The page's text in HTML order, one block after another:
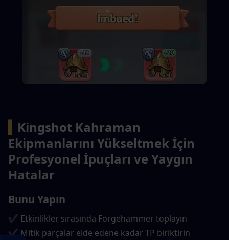
Kingshot Kahraman
Ekipmanlarını Yükseltmek İçin
Profesyonel İpuçları ve Yaygın
Hatalar
Bunu Yapın
✔ Etkinlikler sırasında Forgehammer toplayın
✔ Mitik parçalar elde edene kadar TP biriktirin